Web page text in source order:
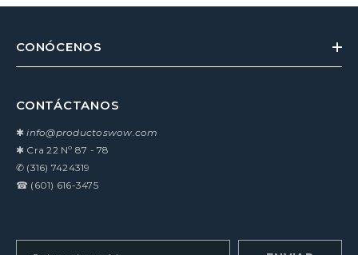
CONÓCENOS
CONTÁCTANOS
✱info@productoswow.com
✱ Cra 22 Nº 87 - 78
✆ (316) 7424319
☎ (601) 616-3475